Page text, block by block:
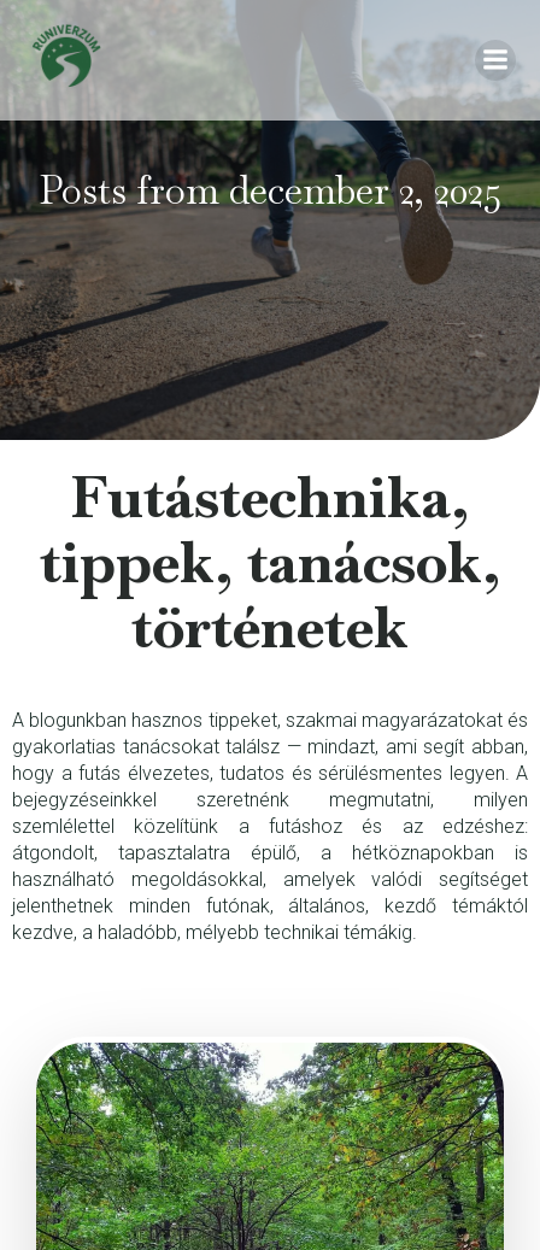
Posts from december 2, 2025
Futástechnika,
tippek, tanácsok,
történetek
A blogunkban hasznos tippeket, szakmai magyarázatokat és
gyakorlatias tanácsokat találsz — mindazt, ami segít abban,
hogy a futás élvezetes, tudatos és sérülésmentes legyen. A
bejegyzéseinkkel szeretnénk megmutatni, milyen
szemlélettel közelítünk a futáshoz és az edzéshez:
átgondolt, tapasztalatra épülő, a hétköznapokban is
használható megoldásokkal, amelyek valódi segítséget
jelenthetnek minden futónak, általános, kezdő témáktól
kezdve, a haladóbb, mélyebb technikai témákig.